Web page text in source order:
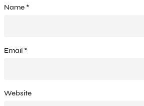
Name *
Email *
Website